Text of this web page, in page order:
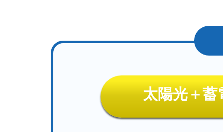
太陽光＋蓄